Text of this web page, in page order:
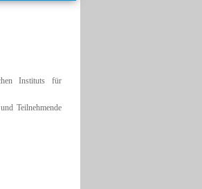
Instituts für
Teilnehmende